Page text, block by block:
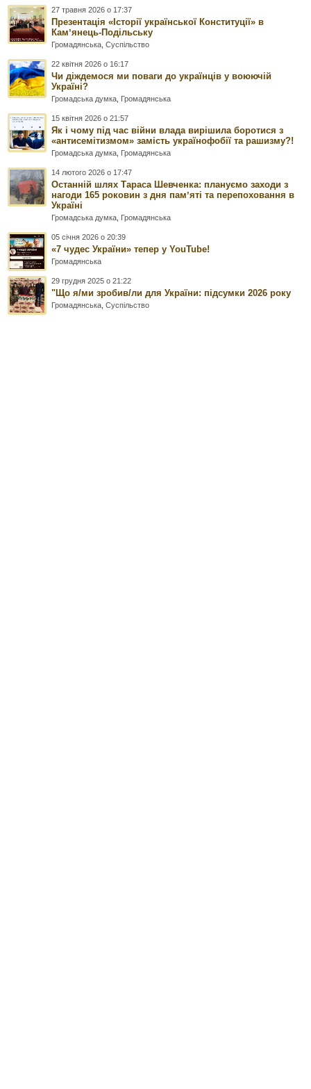
27 травня 2026 о 17:37
Презентація «Історії української Конституції» в
Камʼянець-Подільську
Громадянська ,Суспільство
22 квітня 2026 о 16:17
Чи діждемося ми поваги до українців у воюючій
Україні?
Громадська думка Громадянська
15 квітня 2026 о 21:57
Як і чому під час війни влада вирішила боротися з
«антисемітизмом» замість українофобії та рашизму?!
Громадська думка Громадянська
14 лютого 2026 о 17:47
Останній шлях Тараса Шевченка: плануємо заходи з
нагоди 165 роковин з дня памʼяті та перепоховання в
Україні
Громадська думка Громадянська
05 січня 2026 о 20:39
«7 чудес України» тепер у YouTube!
Громадянська
29 грудня 2025 о 21:22
"Що я/ми зробив/ли для України: підсумки 2026 року
Громадянська ,Суспільство